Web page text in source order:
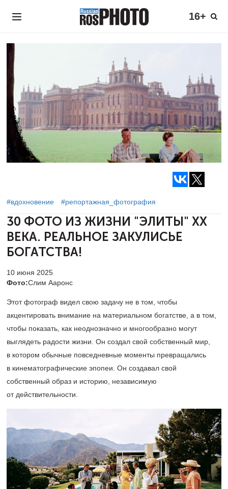
16+
#вдохновение #репортажная_фотография
30 ФОТО ИЗ ЖИЗНИ "ЭЛИТЫ" XX
ВЕКА. РЕАЛЬНОЕ ЗАКУЛИСЬЕ
БОГАТСТВА!
10 июня 2025
Фото:Слим Ааронс
Этот фотограф видел свою задачу не в том, чтобы
акцентировать внимание на материальном богатстве, а в том,
чтобы показать, как неоднозначно и многообразно могут
выглядеть радости жизни. Он создал свой собственный мир,
в котором обычные повседневные моменты превращались
в кинематографические эпопеи. Он создавал свой
собственный образ и историю, независимую
от действительности.